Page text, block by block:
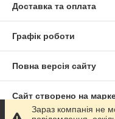
Доставка та оплата
Графік роботи
Повна версія сайту
Сайт створено на
Зараз компанія не